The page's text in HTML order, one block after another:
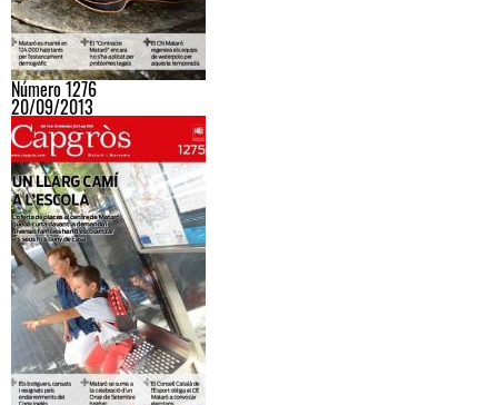
Número 1276
20/09/2013